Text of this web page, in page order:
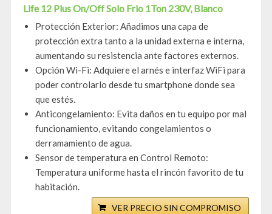
Life 12 Plus On/Off Solo Frio 1Ton 230V, Blanco
Protección Exterior: Añadimos una capa de
protección extra tanto a la unidad externa e interna,
aumentando su resistencia ante factores externos.
Opción Wi-Fi: Adquiere el arnés e interfaz WiFi para
poder controlarlo desde tu smartphone donde sea
que estés.
Anticongelamiento: Evita daños en tu equipo por mal
funcionamiento, evitando congelamientos o
derramamiento de agua.
Sensor de temperatura en Control Remoto:
Temperatura uniforme hasta el rincón favorito de tu
habitación.
VER PRECIO SIN COMPROMISO